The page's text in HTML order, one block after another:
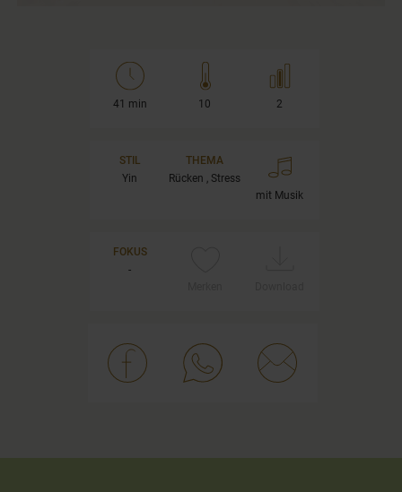
41 min 10 2
STIL
Yin
THEMA
Rücken , Stress
mit Musik
FOKUS
-